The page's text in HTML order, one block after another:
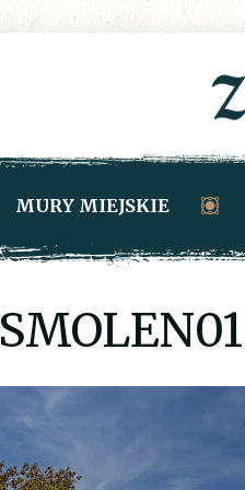
MURY MIEJSKIE
SMOLEN01